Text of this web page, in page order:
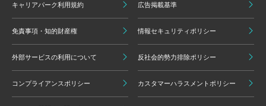
キャリアパーク利用規約 広告掲載基準
免責事項・知的財産権 情報セキュリティポリシー
外部サービスの利用について 反社会的勢力排除ポリシー
コンプライアンスポリシー カスタマーハラスメントポリシー